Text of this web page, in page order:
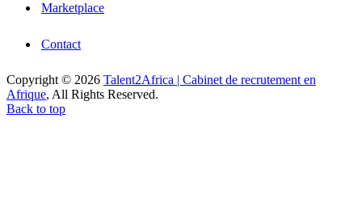
Marketplace
Contact
Copyright © 2026 Talent2Africa | Cabinet de recrutement en
Afrique, All Rights Reserved.
Back to top